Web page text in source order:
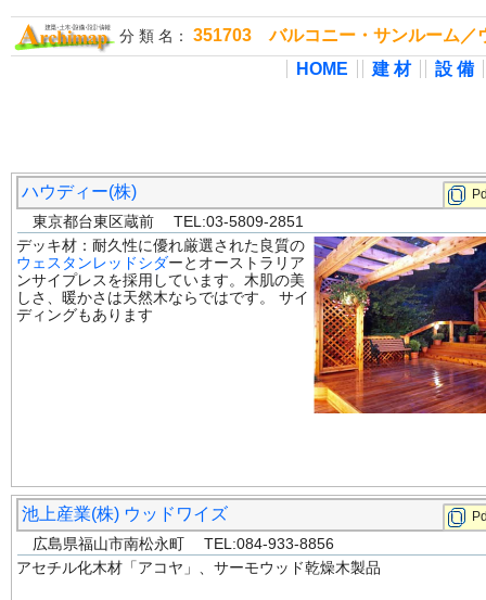
分 類 名： 351703 バルコニー・サンルーム／
HOME
建 材 設 備
ハウディー(株)
東京都台東区蔵前 TEL:03-5809-2851
デッキ材：耐久性に優れ厳選された良質の
ウェスタンレッドシダーとオーストラリア
ンサイプレスを採用しています。木肌の美
しさ、暖かさは天然木ならではです。 サイ
ディングもあります
池上産業(株) ウッドワイズ
広島県福山市南松永町 TEL:084-933-8856
アセチル化木材「アコヤ」、サーモウッド乾燥木製品